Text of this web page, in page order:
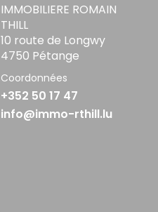
IMMOBILIERE ROMAIN
THILL
10 route de Longwy
4750 Pétange
Coordonnées
+352 50 17 47
info@immo-rthill.lu